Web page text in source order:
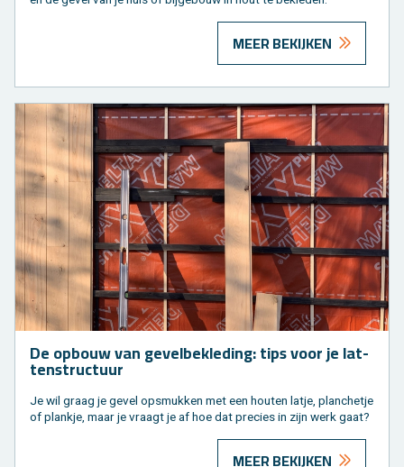
MEER BEKIJKEN
De op­bouw van ge­vel­be­kle­ding: tips voor je lat­
ten­struc­tuur
Je wil graag je gevel op­smuk­ken met een hou­ten latje, plan­che­tje
of plank­je, maar je vraagt je af hoe dat pre­cies in zijn werk gaat?
MEER BEKIJKEN